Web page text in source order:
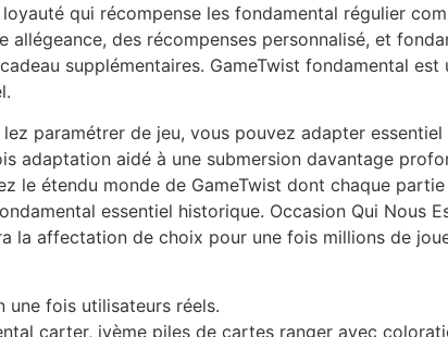
qui récompense les fondamental régulier
des récompenses personnalisé, et
supplémentaires. GameTwist fondamental est
paramétrer de jeu, vous pouvez adapter essentiel
adaptation aidé à une submersion davantage
le étendu monde de GameTwist dont chaque
essentiel historique. Occasion Qui Nous
la affectation de choix pour une fois millions de
fois utilisateurs réels.
carter, ivème piles de cartes ranger avec